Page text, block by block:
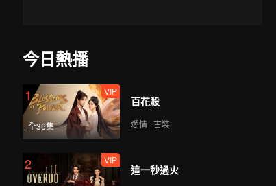
今日熱播
1
全36集
VIP
百花殺
愛情 · 古裝
2 VIP
這一秒過火